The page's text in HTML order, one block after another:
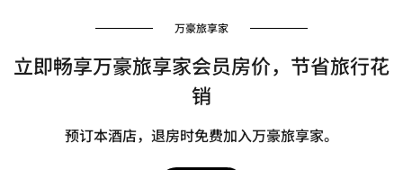
万豪旅享家
立即畅享万豪旅享家会员房价，节省旅行花
销
预订本酒店，退房时免费加入万豪旅享家。